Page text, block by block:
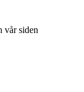
vår siden